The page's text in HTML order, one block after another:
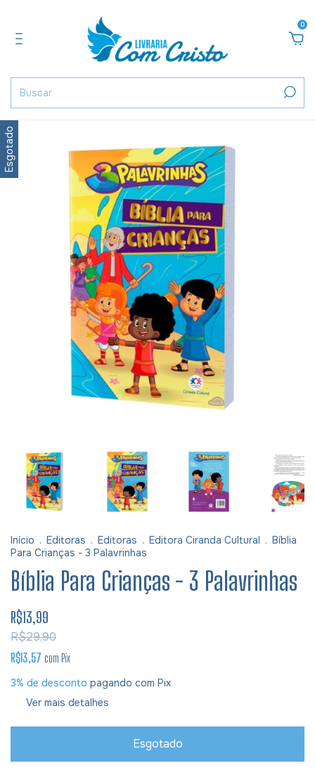
0
Esgotado
Início . Editoras . Editoras . Editora Ciranda Cultural . Bíblia
Para Crianças - 3 Palavrinhas
Bíblia Para Crianças - 3 Palavrinhas
R$13,99
R$29,90
R$13,57 com Pix
3% de desconto pagando com Pix
Ver mais detalhes